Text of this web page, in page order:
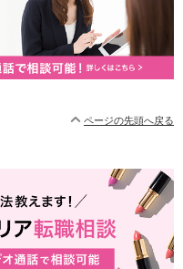
ページの先頭へ戻る